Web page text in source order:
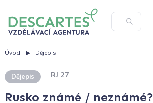
Úvod Dějepis
Dějepis RJ 27
Rusko známé / neznámé?